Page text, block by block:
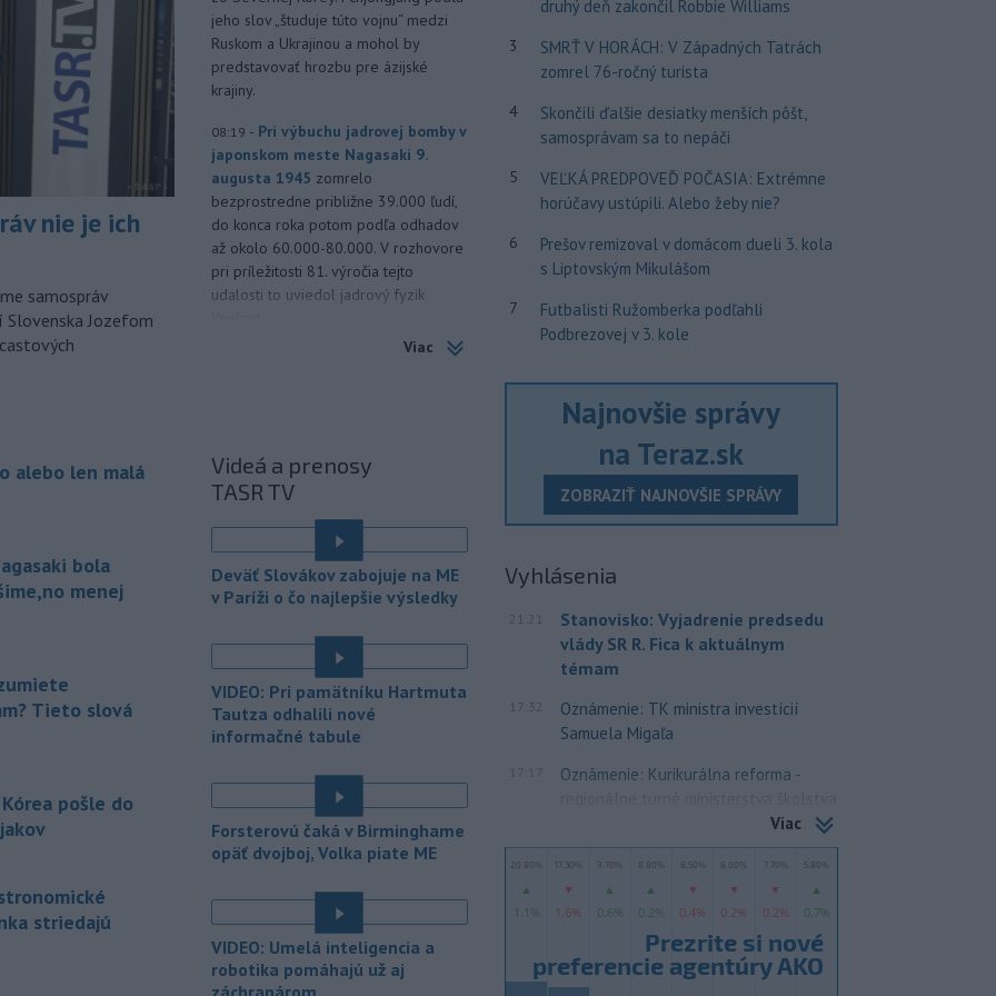
nie je ich
samospráv
Slovenska Jozefom
alebo len malá
bola
menej
Tieto slová
pošle do
striedajú
jeho slov „študuje túto vojnu“ medzi
Ruskom a Ukrajinou a mohol by
predstavovať hrozbu pre ázijské
krajiny.
08:19 - Pri výbuchu jadrovej bomby v
japonskom meste Nagasaki 9.
augusta 1945 zomrelo
bezprostredne približne 39.000 ľudí,
do konca roka potom podľa odhadov
až okolo 60.000-80.000. V rozhovore
pri príležitosti 81. výročia tejto
udalosti to uviedol jadrový fyzik
Americký Imigračný a colný
sobotu úradujúci riaditeľ ICE David
Venturella. To, či sa zábery z operácií
agentov dostanú na verejnosť, bude
závisieť od ICE.
Najmenej 21 ľudí zahynulo
po zrážke dvoch autobusov na juhu
Nigeru. TASR o tom píše podľa správy
- Rakovina bývalého
amerického prezidenta Joea Bidena
sa rozšírila do ďalších častí jeho tela,
uviedol ex-prezidentov syn Hunter
britskú stanicu BBC.
07:13 - Irán stanovil nové
podmienky na obnovenie plavby cez
požiadavky, aby Spojené štáty už nikdy
neohrozovali Islamskú republiku.
07:03 - Turecký minister
zahraničných vecí Hakan Fidan v
Viac
Videá a prenosy
TASR TV
Deväť Slovákov zabojuje na ME
v Paríži o čo najlepšie výsledky
VIDEO: Pri pamätníku Hartmuta
Tautza odhalili nové
informačné tabule
Forsterovú čaká v Birminghame
opäť dvojboj, Volka piate ME
VIDEO: Umelá inteligencia a
robotika pomáhajú už aj
druhý deň zakončil Robbie Williams
3
SMRŤ V HORÁCH: V Západných Tatrách
zomrel 76-ročný turista
4
Skončili ďalšie desiatky menších pôšt,
samosprávam sa to nepáči
5
VEĽKÁ PREDPOVEĎ POČASIA: Extrémne
horúčavy ustúpili. Alebo žeby nie?
6
Prešov remizoval v domácom dueli 3. kola
s Liptovským Mikulášom
7
Futbalisti Ružomberka podľahli
Podbrezovej v 3. kole
Najnovšie správy
na Teraz.sk
ZOBRAZIŤ NAJNOVŠIE SPRÁVY
Vyhlásenia
21:21
Stanovisko: Vyjadrenie predsedu
vlády SR R. Fica k aktuálnym
témam
17:32
Oznámenie: TK ministra investícií
Samuela Migaľa
Oznámenie: Kurikurálna reforma -
regionálne turné ministerstva školstva
Viac